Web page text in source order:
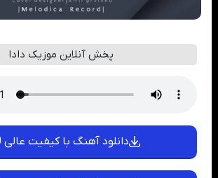
پخش آنلاین موزیک دادا
دانلود آهنگ با کیفیت عالی 320